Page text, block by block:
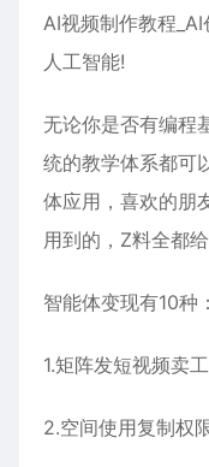
AI视频制作教程_AI
人工智能!
无论你是否有编程
统的教学体系都可
体应用，喜欢的朋
用到的，Z料全都
智能体变现有10种：
1.矩阵发短视频卖
2.空间使用复制权